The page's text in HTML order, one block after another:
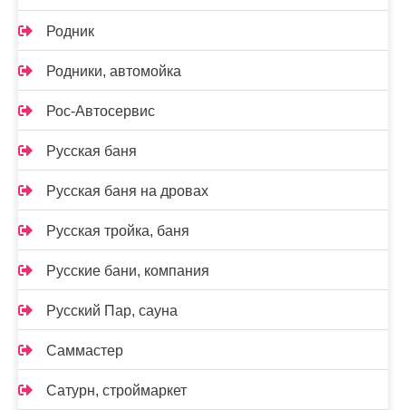
Родник
Родники, автомойка
Рос-Автосервис
Русская баня
Русская баня на дровах
Русская тройка, баня
Русские бани, компания
Русский Пар, сауна
Саммастер
Сатурн, строймаркет